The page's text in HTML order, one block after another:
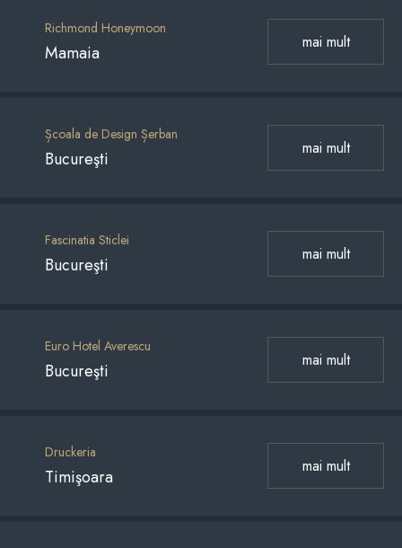
Richmond Honeymoon
Mamaia mai mult
Școala de Design Șerban
Bucureşti mai mult
Fascinatia Sticlei
Bucureşti mai mult
Euro Hotel Averescu
Bucureşti mai mult
Druckeria
Timişoara mai mult